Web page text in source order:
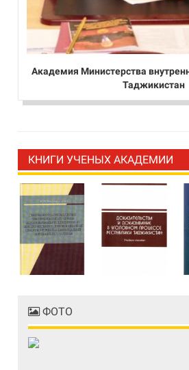
Академия Министерства
Таджикистан
КНИГИ УЧЕНЫХ АКАДЕМИИ
ФОТО